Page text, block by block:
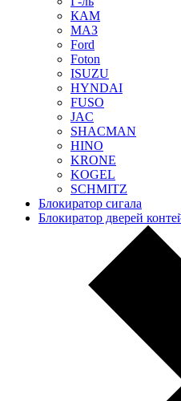
КАМ
МАЗ
Ford
Foton
ISUZU
HYNDAI
FUSO
JAC
SHACMAN
HINO
KRONE
KOGEL
SCHMITZ
Блокиратор сигала
Блокиратор дверей